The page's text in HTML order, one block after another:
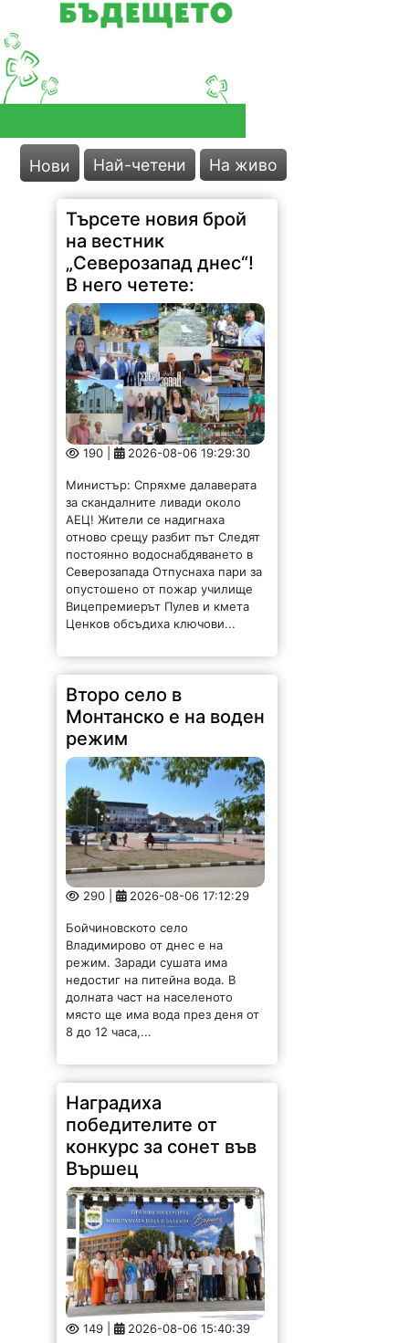
Нови Най-четени На живо
на вестник
„Северозапад днес“!
В него четете:
190 | 2026-08-06 19:29:30
Министър: Спряхме далаверата
за скандалните ливади около
АЕЦ! Жители се надигнаха
отново срещу разбит път Следят
постоянно водоснабдяването в
опустошено от пожар училище
Вицепремиерът Пулев и кмета
Ценков обсъдиха ключови...
Второ село в
Монтанско е на воден
режим
290 | 2026-08-06 17:12:29
Бойчиновското село
Владимирово от днес е на
режим. Заради сушата има
недостиг на питейна вода. В
долната част на населеното
8 до 12 часа,...
Наградиха
победителите от
конкурс за сонет във
Вършец
149 | 2026-08-06 15:40:39
За девета поредна година във
Вършец се проведе конкурсът
„Награда Лъчезар Станчев за
сонет – песен 2026“, а
награждаването се състоя пред